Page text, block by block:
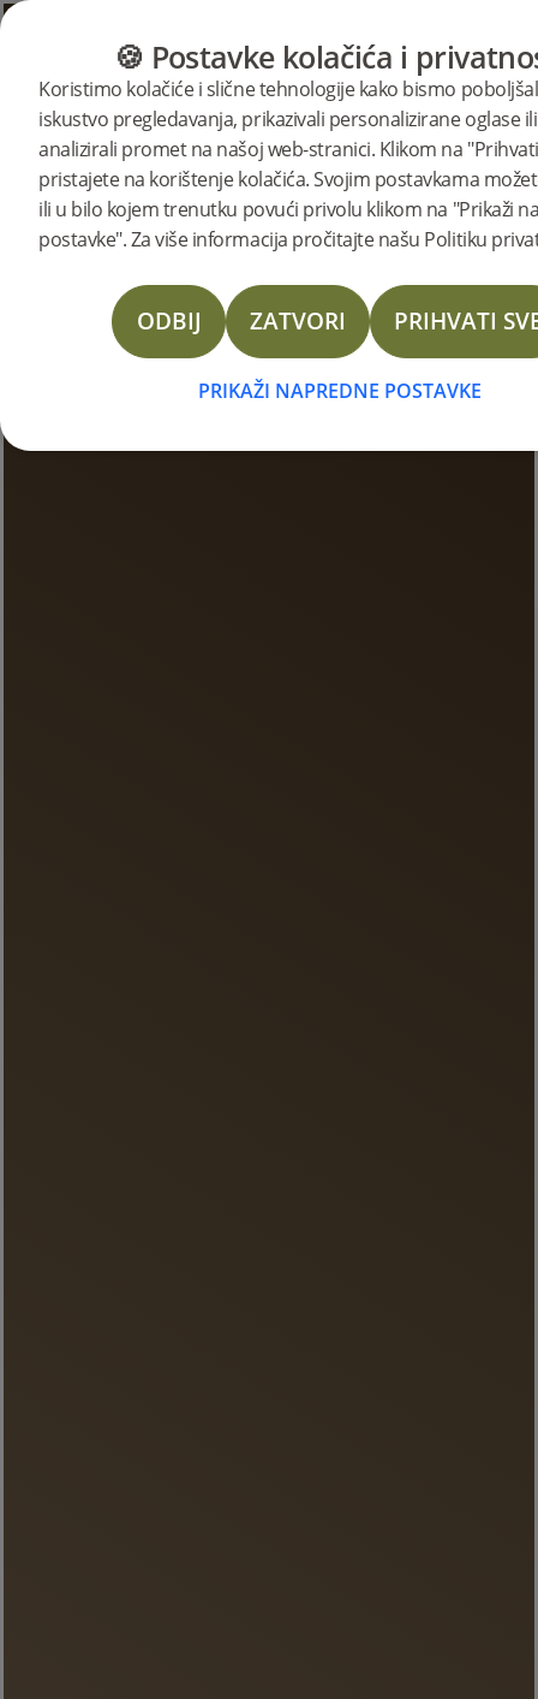
KATEGORIJE VODIČ ZA PODOVE
🍪 Postavke kolačića i
Koristimo kolačiće i slične tehnologije kako bismo
iskustvo pregledavanja, prikazivali personalizirane oglase
analizirali promet na našoj web-stranici. Klikom na
pristajete na korištenje kolačića. Svojim postavkama
ili u bilo kojem trenutku povući privolu klikom na "Prikaži
postavke". Za više informacija pročitajte našu Politiku
ODBIJ ZATVORI PRIHVATI
PRIKAŽI NAPREDNE POSTAVKE
Bjelinove priče